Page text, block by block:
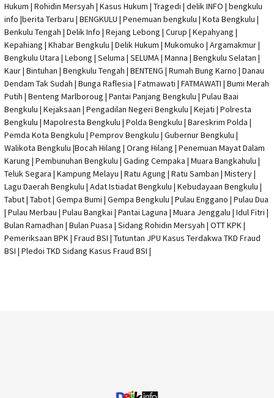
Hukum | Rohidin Mersyah | Kasus Hukum | Tragedi | delik INFO | bengkulu
info |berita Terbaru | BENGKULU | Penemuan bengkulu | Kota Bengkulu |
Benkulu Tengah | Delik Info | Rejang Lebong | Curup | Kepahyang |
Kepahiang | Khabar Bengkulu | Delik Hukum | Mukomuko | Argamakmur |
Bengkulu Utara | Lebong | Seluma | SELUMA | Manna | Bengkulu Selatan |
Kaur | Bintuhan | Bengkulu Tengah | BENTENG | Rumah Bung Karno | Danau
Dendam Tak Sudah | Bunga Raflesia | Fatmawati | FATMAWATI | Bumi Merah
Putih | Benteng Marlboroug | Pantai Panjang Bengkulu | Pulau Baai
Bengkulu | Kejaksaan | Pengadilan Negeri Bengkulu | Kejati | Polresta
Bengkulu | Mapolresta Bengkulu | Polda Bengkulu | Bareskrim Polda |
Pemda Kota Bengkulu | Pemprov Bengkulu | Gubernur Bengkulu |
Walikota Bengkulu |Bocah Hilang | Orang Hilang | Penemuan Mayat Dalam
Karung | Pembunuhan Bengkulu | Gading Cempaka | Muara Bangkahulu |
Teluk Segara | Kampung Melayu | Ratu Agung | Ratu Samban | Mistery |
Lagu Daerah Bengkulu | Adat Istiadat Bengkulu | Kebudayaan Bengkulu |
Tabut | Tabot | Gempa Bumi | Gempa Bengkulu | Pulau Enggano | Pulau Dua
| Pulau Merbau | Pulau Bangkai | Pantai Laguna | Muara Jenggalu | Idul Fitri |
Bulan Ramadhan | Bulan Puasa | Sidang Rohidin Mersyah | OTT KPK|
Pemeriksaan BPK | Fraud BSI | Tutuntan JPU Kasus Terdakwa TKD Fraud
BSI | Pledoi TKD Sidang Kasus Fraud BSI |